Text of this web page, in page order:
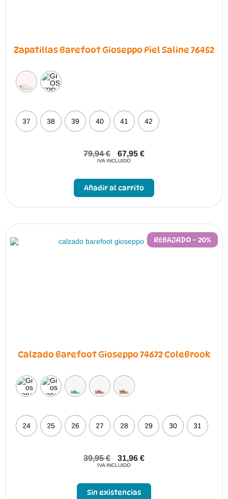
Zapatillas Barefoot Gioseppo Piel Saline 76452
37 38 39 40 41 42
79,94€ 67,95 €
IVA INCLUIDO
Añadir al carrito
se
pueden
elegir
REBAJADO – 20%
Calzado Barefoot Gioseppo 74672 ColeBrook
24 25 26 27 28 29 30 31
39,95€ 31,96 €
IVA INCLUIDO
Sin existencias